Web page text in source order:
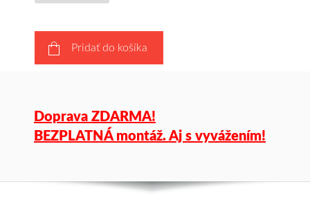
Pridať do košíka
Doprava ZDARMA!
BEZPLATNÁ montáž. Aj s vyvážením!